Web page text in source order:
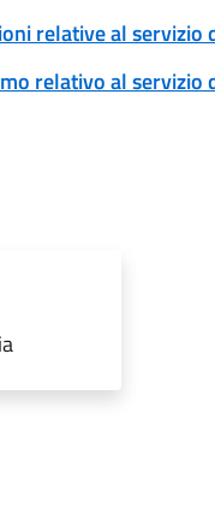
relative al
relativo al